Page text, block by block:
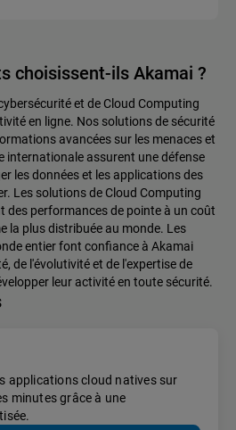
choisissent-ils Akamai ?
et de Cloud Computing
en ligne. Nos solutions de sécurité
avancées sur les menaces et
internationale assurent une défense
les données et les applications des
Les solutions de Cloud Computing
des performances de pointe à un coût
la plus distribuée au monde. Les
entier font confiance à Akamai
de l'évolutivité et de l'expertise de
leur activité en toute sécurité.
applications cloud natives sur
minutes grâce à une